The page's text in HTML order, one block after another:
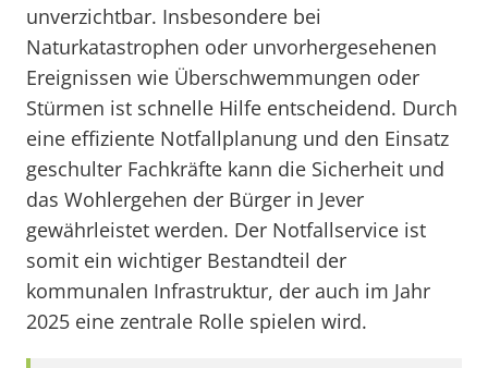
unverzichtbar. Insbesondere bei
Naturkatastrophen oder unvorhergesehenen
Ereignissen wie Überschwemmungen oder
Stürmen ist schnelle Hilfe entscheidend. Durch
eine effiziente Notfallplanung und den Einsatz
geschulter Fachkräfte kann die Sicherheit und
das Wohlergehen der Bürger in Jever
gewährleistet werden. Der Notfallservice ist
somit ein wichtiger Bestandteil der
kommunalen Infrastruktur, der auch im Jahr
2025 eine zentrale Rolle spielen wird.